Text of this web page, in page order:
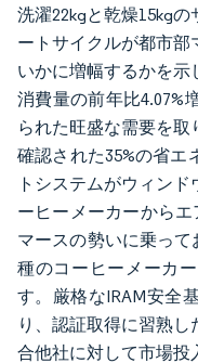
洗濯22kgと乾燥15kg
ートサイクルが都市
いかに増幅するかを示
消費量の前年比4.07%
られた旺盛な需要を
確認された35%の省エ
トシステムがウィン
ーヒーメーカーから
マースの勢いに乗って
種のコーヒーメーカ
す。厳格なIRAM安全
り、認証取得に習熟
合他社に対して市場投